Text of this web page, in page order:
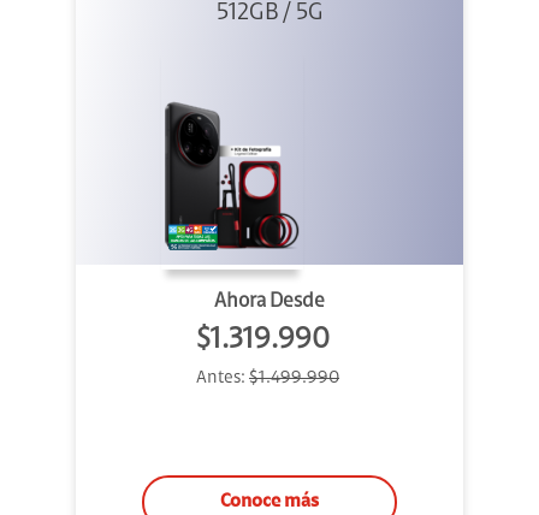
Photography Kit
512GB / 5G
Ahora Desde
$1.319.990
Antes: $1.499.990
Conoce más